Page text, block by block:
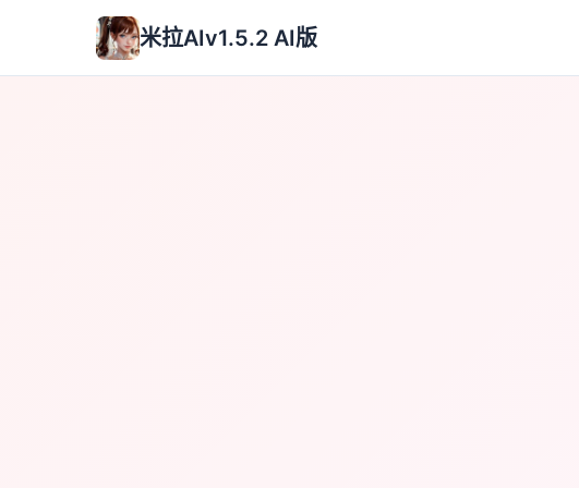
米拉AIv1.5.2 AI版